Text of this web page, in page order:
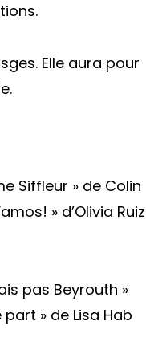
Elle aura pour
Siffleur » de Colin
» d’Olivia Ruiz
pas Beyrouth »
» de Lisa Hab